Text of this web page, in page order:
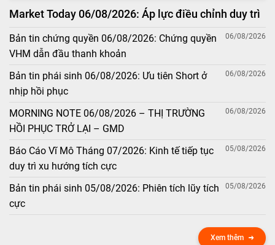
Market Today 06/08/2026: Áp lực điều chỉnh duy trì
Bản tin chứng quyền 06/08/2026: Chứng quyền
VHM dẫn đầu thanh khoản
06/08/2026
Bản tin phái sinh 06/08/2026: Ưu tiên Short ở
nhịp hồi phục
06/08/2026
MORNING NOTE 06/08/2026 – THỊ TRƯỜNG
HỒI PHỤC TRỞ LẠI – GMD
06/08/2026
Báo Cáo Vĩ Mô Tháng 07/2026: Kinh tế tiếp tục
duy trì xu hướng tích cực
05/08/2026
Bản tin phái sinh 05/08/2026: Phiên tích lũy tích
cực
05/08/2026
Xem thêm